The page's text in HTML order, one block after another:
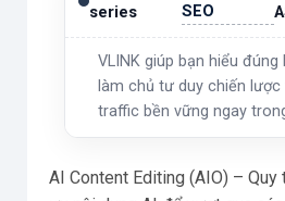
series
SEO
VLINK giúp bạn hiểu đúng
làm chủ tư duy chiến lược
traffic bền vững ngay
AI Content Editing (AIO) –